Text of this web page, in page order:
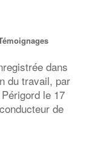
dans
du travail, par
le 17
de